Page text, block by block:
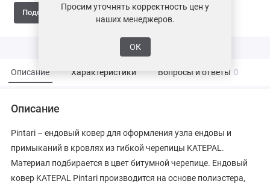
Поделиться
Описание Характеристики Вопросы и ответы 0
Описание
Pintari – ендовый ковер для оформления узла ендовы и
примыканий в кровлях из гибкой черепицы KATEPAL.
Материал подбирается в цвет битумной черепице. Ендовый
ковер KATEPAL Pintari производится на основе полиэстера,
Просим уточнять корректность цен у
наших менеджеров.
ОК